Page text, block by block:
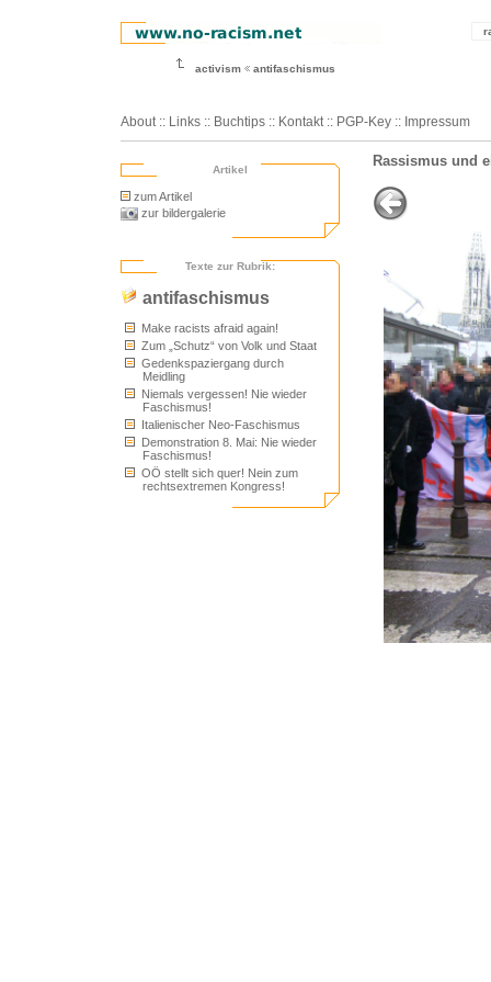
activism antifaschismus
About :: Links :: Buchtips :: Kontakt :: PGP-Key :: Impressum
Artikel
zum Artikel
zur bildergalerie
Texte zur Rubrik:
antifaschismus
Make racists afraid again!
Zum „Schutz“ von Volk und Staat
Gedenkspaziergang durch
Meidling
Niemals vergessen! Nie wieder
Faschismus!
Italienischer Neo-Faschismus
Demonstration 8. Mai: Nie wieder
Faschismus!
OÖ stellt sich quer! Nein zum
rechtsextremen Kongress!
Rassismus und